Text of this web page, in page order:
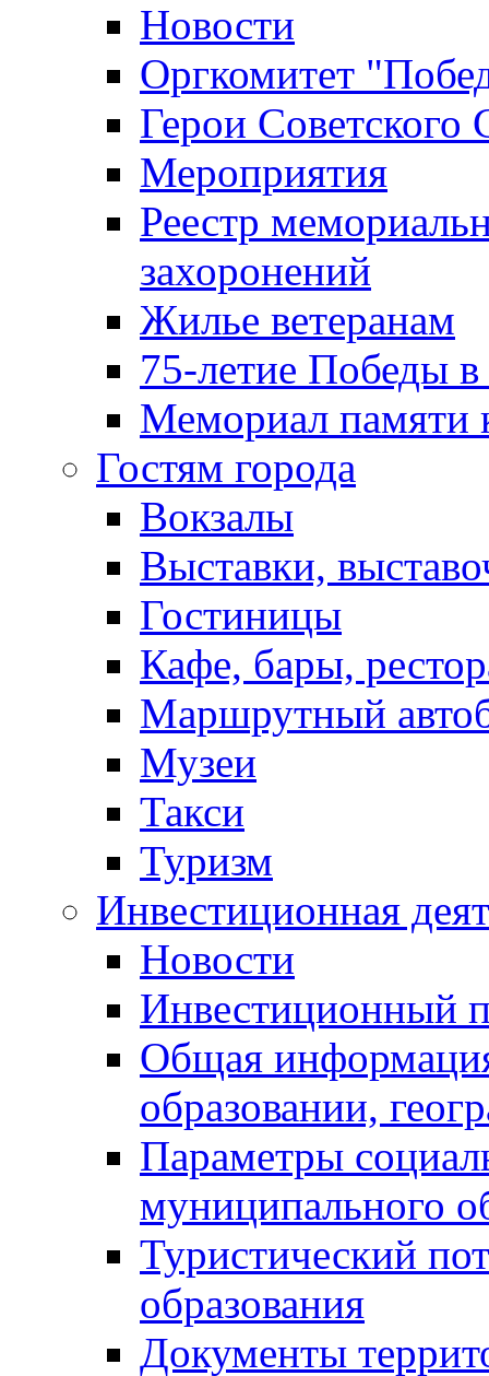
Новости
Оргкомитет
Герои Советского
Мероприятия
Реестр
захоронений
Жилье ветеранам
75-летие Победы
Мемориал памяти
Гостям города
Вокзалы
Выставки,
Гостиницы
Кафе, бары,
Маршрутный
Музеи
Такси
Туризм
Инвестиционная
Новости
Инвестиционный
Общая
образовании,
Параметры
муниципального
Туристический
образования
Документы